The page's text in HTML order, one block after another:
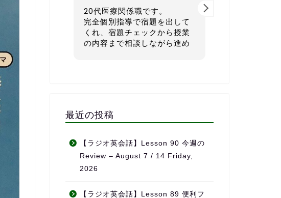
20代医療関係職です。
完全個別指導で宿題を出して
くれ、宿題チェックから授業
の内容まで相談しながら進め
なんとか仕事と両立すること
ができました。
英会話など目標がある方、サ
ポートを受けながら進めたい
40代 会社経営者です。
本気で英語を学びたい方にと
てもおすすめの英会話スクー
ルです。
無理なく続けられ、自然とモ
チベーションの維持につなが
っています。
なく、学習の進み具合や弱点
最近の投稿
【ラジオ英会話】Lesson 90 今週の
Review – August 7 / 14 Friday,
2026
【ラジオ英会話】Lesson 89 便利フ